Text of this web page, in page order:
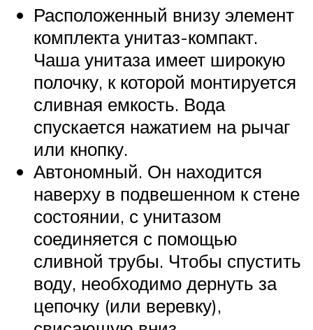
Расположенный внизу элемент
комплекта унитаз-компакт.
Чаша унитаза имеет широкую
полочку, к которой монтируется
сливная емкость. Вода
спускается нажатием на рычаг
или кнопку.
Автономный. Он находится
наверху в подвешенном к стене
состоянии, с унитазом
соединяется с помощью
сливной трубы. Чтобы спустить
воду, необходимо дернуть за
цепочку (или веревку),